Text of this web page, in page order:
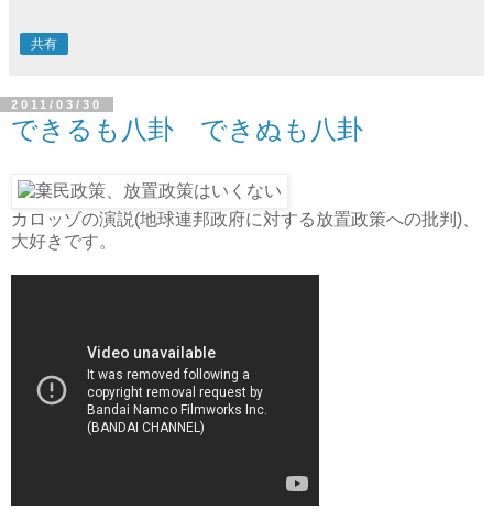
共有
2011/03/30
できるも八卦 できぬも八卦
カロッゾの演説(地球連邦政府に対する放置政策への批判)、
大好きです。